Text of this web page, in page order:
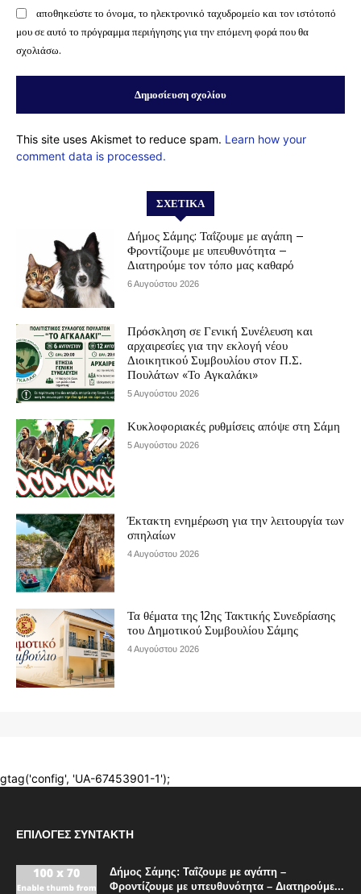
ΕΠΙΛΟΓΈΣ ΣΥΝΤΆΚΤΗ
Δήμος Σάμης: Ταΐζουμε με αγάπη –
Φροντίζουμε με υπευθυνότητα – Διατηρούμε...